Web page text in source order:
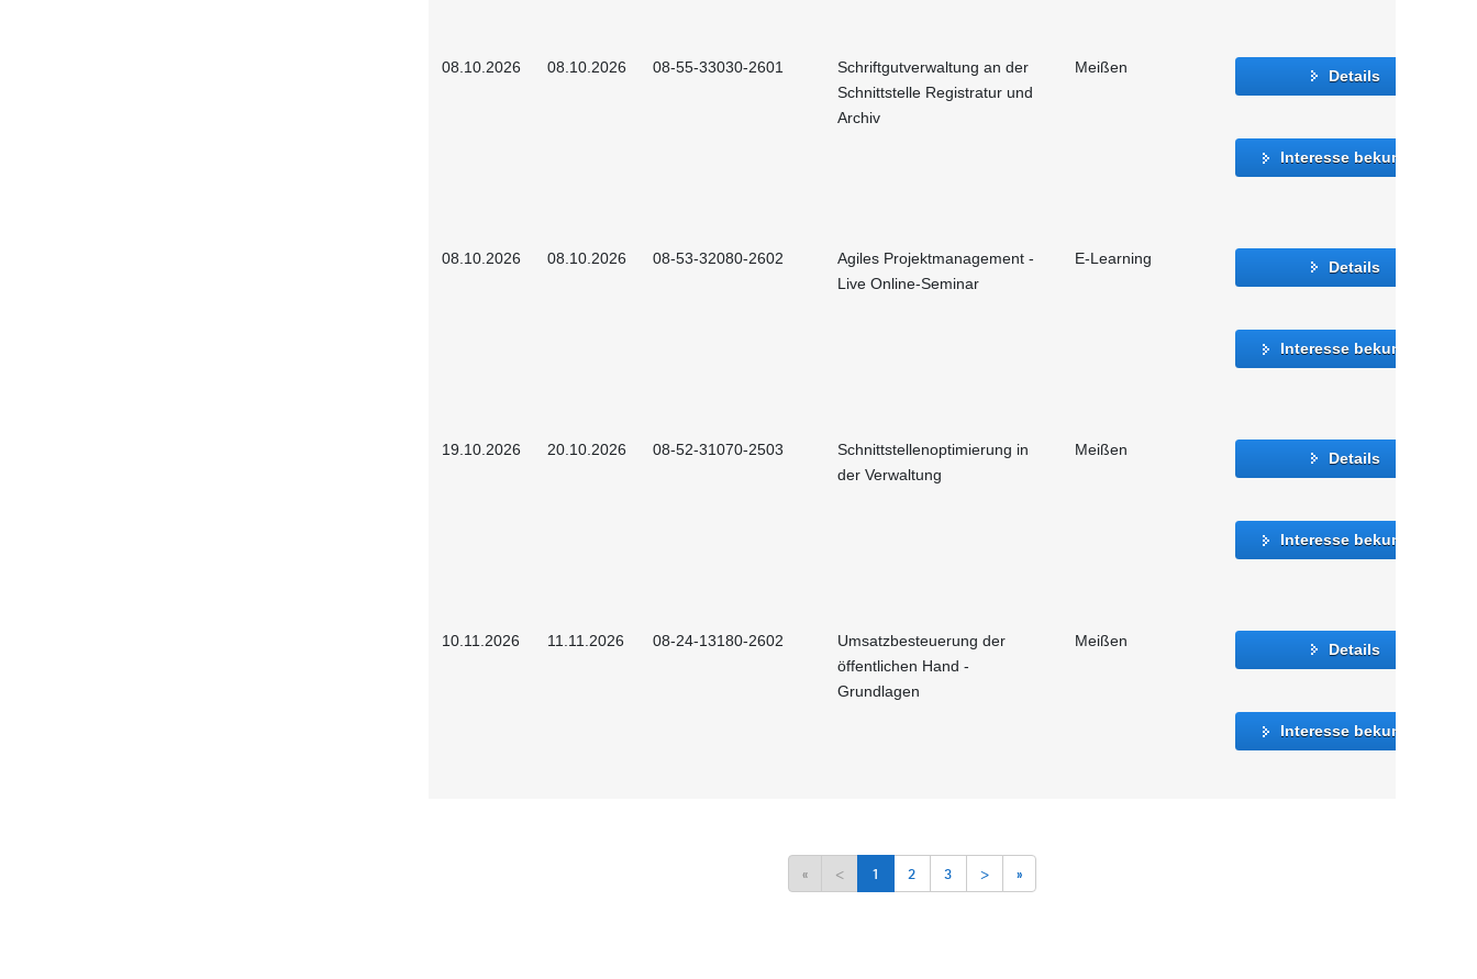
08.10.2026 08.10.2026 08-55-33030-2601
Schriftgutverwaltung an der
Schnittstelle Registratur und
Archiv
Meißen Details
Interesse bekunden
08.10.2026 08.10.2026 08-53-32080-2602
Agiles Projektmanagement -
Live Online-Seminar
E-Learning Details
Interesse bekunden
19.10.2026 20.10.2026 08-52-31070-2503
Schnittstellenoptimierung in
der Verwaltung
Meißen Details
Interesse bekunden
10.11.2026 11.11.2026 08-24-13180-2602
Umsatzbesteuerung der
öffentlichen Hand -
Grundlagen
Meißen Details
Interesse bekunden
« < 1 2 3 > »